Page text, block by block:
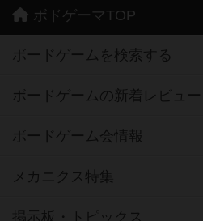
ボドゲーマTOP
ボードゲームを検索する
ボードゲームの新着レビュー
ボードゲーム会情報
メカニクス特集
掲示板・トピックス